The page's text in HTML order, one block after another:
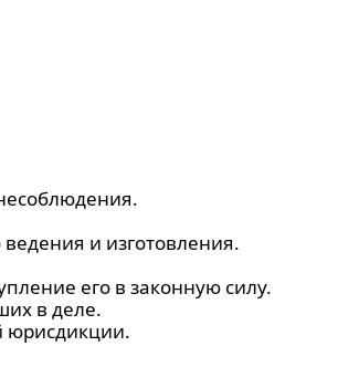
и изготовления.
его в законную силу.
в деле.
юрисдикции.